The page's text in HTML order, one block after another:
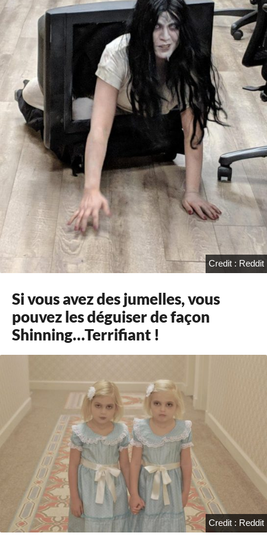
Credit : Reddit
Si vous avez des jumelles, vous
pouvez les déguiser de façon
Shinning…Terrifiant !
Credit : Reddit